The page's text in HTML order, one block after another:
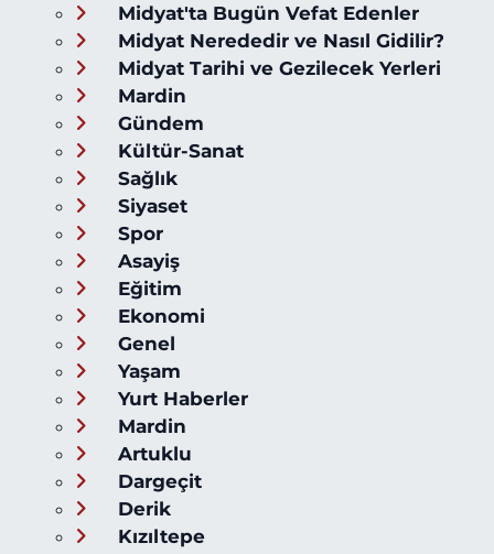
Midyat'ta Bugün Vefat Edenler
Midyat Nerededir ve Nasıl Gidilir?
Midyat Tarihi ve Gezilecek Yerleri
Mardin
Gündem
Kültür-Sanat
Sağlık
Siyaset
Spor
Asayiş
Eğitim
Ekonomi
Genel
Yaşam
Yurt Haberler
Mardin
Artuklu
Dargeçit
Derik
Kızıltepe